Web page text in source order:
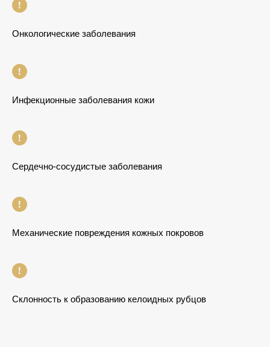
Онкологические заболевания
Инфекционные заболевания кожи
Сердечно-сосудистые заболевания
Механические повреждения кожных покровов
Склонность к образованию келоидных рубцов